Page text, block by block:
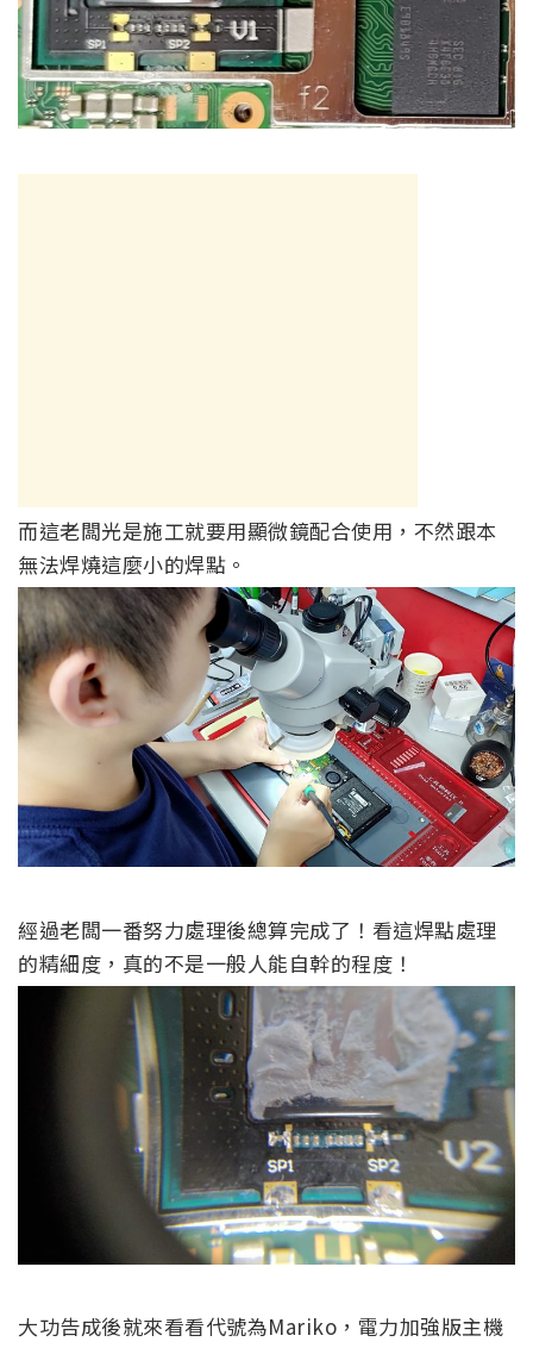
而這老闆光是施工就要用顯微鏡配合使用，不然跟本
無法焊燒這麼小的焊點。
經過老闆一番努力處理後總算完成了！看這焊點處理
的精細度，真的不是一般人能自幹的程度！
大功告成後就來看看代號為Mariko，電力加強版主機